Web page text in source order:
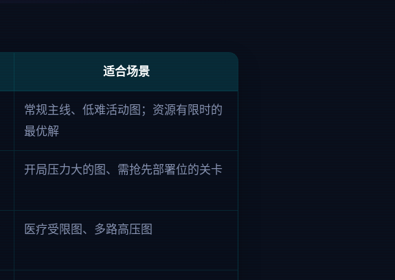
适合场景
常规主线、低难活动图；资源有限时的
最优解
开局压力大的图、需抢先部署位的关卡
医疗受限图、多路高压图